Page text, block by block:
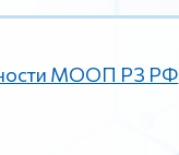
МООП РЗ РФ